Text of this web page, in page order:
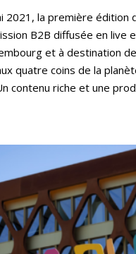
2021, la première édition
B2B diffusée en live
et à destination
quatre coins de la
contenu riche et une